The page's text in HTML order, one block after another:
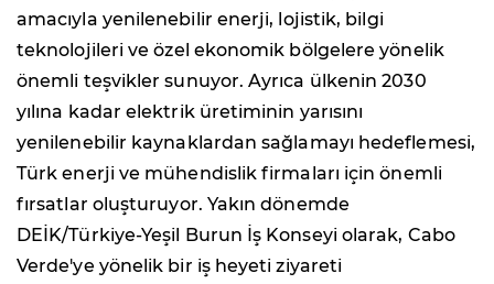
amacıyla yenilenebilir enerji, lojistik, bilgi
teknolojileri ve özel ekonomik bölgelere yönelik
önemli teşvikler sunuyor. Ayrıca ülkenin 2030
yılına kadar elektrik üretiminin yarısını
yenilenebilir kaynaklardan sağlamayı hedeflemesi,
Türk enerji ve mühendislik firmaları için önemli
fırsatlar oluşturuyor. Yakın dönemde
DEİK/Türkiye-Yeşil Burun İş Konseyi olarak, Cabo
Verde'ye yönelik bir iş heyeti ziyareti